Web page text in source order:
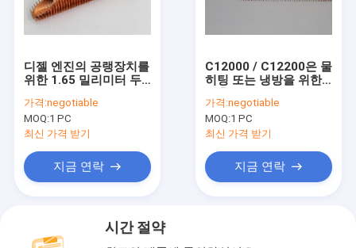
디젤 엔진의 공랭장치를
위한 1.65 밀리미터 두
가격:negotiable
MOQ:1 PC
최신 가격 받기
지금 연락
C12000 / C12200은 물
히팅 또는 냉방을 위한
했습니다
가격:negotiable
MOQ:1 PC
최신 가격 받기
지금 연락
시간 절약